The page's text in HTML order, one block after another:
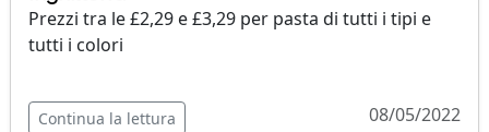
Prezzi tra le £2,29 e £3,29 per pasta di tutti i tipi e
tutti i colori
Continua la lettura 08/05/2022